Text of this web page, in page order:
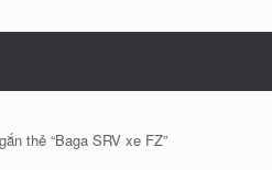
thẻ “Baga SRV xe FZ”